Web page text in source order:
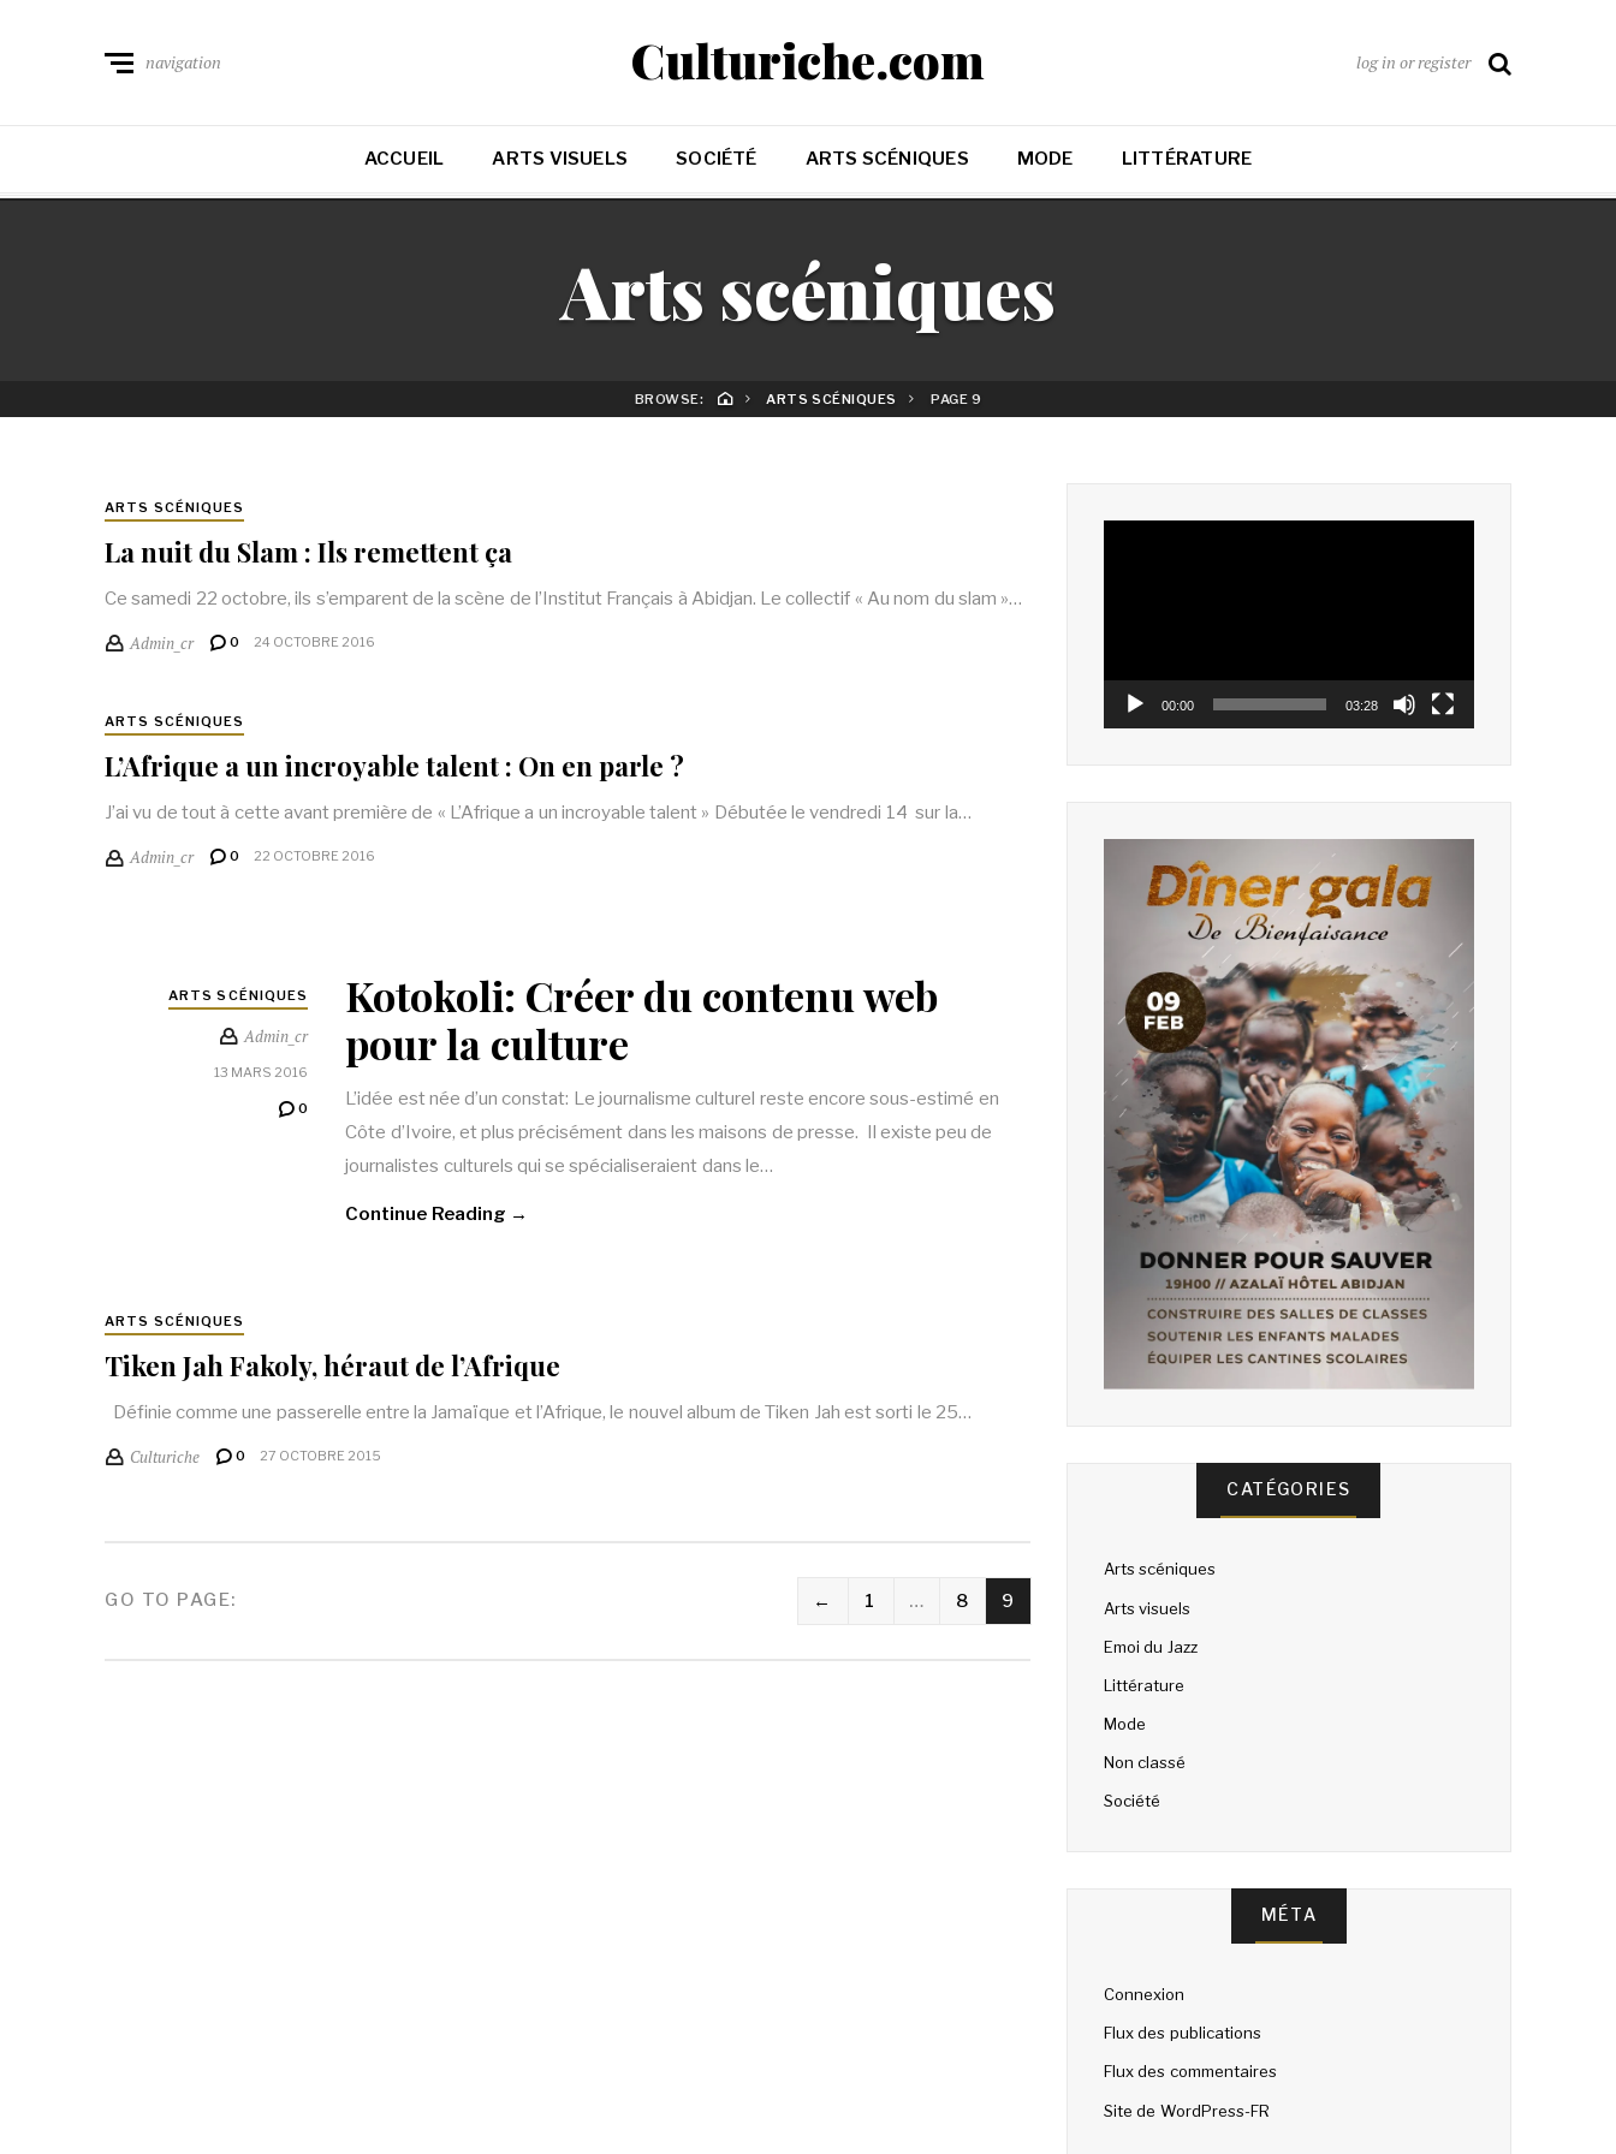
Culturiche.com
navigation log in or register
ACCUEIL ARTS VISUELS SOCIÉTÉ ARTS SCÉNIQUES MODE LITTÉRATURE
Arts scéniques
BROWSE: ARTS SCÉNIQUES PAGE 9
ARTS SCÉNIQUES
La nuit du Slam : Ils remettent ça
Ce samedi 22 octobre, ils s’emparent de la scène de l’Institut Français à Abidjan. Le collectif « Au nom du slam »…
Admin_cr 0 24 OCTOBRE 2016
ARTS SCÉNIQUES
L’Afrique a un incroyable talent : On en parle ?
J’ai vu de tout à cette avant première de « L’Afrique a un incroyable talent » Débutée le vendredi 14 sur la…
Admin_cr 0 22 OCTOBRE 2016
ARTS SCÉNIQUES
Admin_cr
13 MARS 2016
0
Kotokoli: Créer du contenu web
pour la culture
L’idée est née d’un constat: Le journalisme culturel reste encore sous-estimé en
Côte d’Ivoire, et plus précisément dans les maisons de presse. Il existe peu de
journalistes culturels qui se spécialiseraient dans le…
Continue Reading →
ARTS SCÉNIQUES
Tiken Jah Fakoly, héraut de l’Afrique
Définie comme une passerelle entre la Jamaïque et l’Afrique, le nouvel album de Tiken Jah est sorti le 25…
Culturiche 0 27 OCTOBRE 2015
NAVIGATION
GO TO PAGE: ← 1 … 8 9
00:00 03:28
CATÉGORIES
Arts scéniques
Arts visuels
Emoi du Jazz
Littérature
Mode
Non classé
Société
MÉTA
Connexion
Flux des publications
Flux des commentaires
Site de WordPress-FR